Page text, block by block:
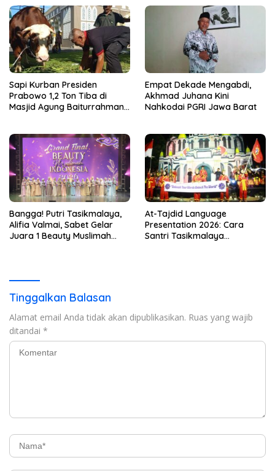
Sapi Kurban Presiden
Prabowo 1,2 Ton Tiba di
Masjid Agung Baiturrahman
Empat Dekade Mengabdi,
Akhmad Juhana Kini
Nahkodai PGRI Jawa Barat
Bangga! Putri Tasikmalaya,
Alifia Valmai, Sabet Gelar
Juara 1 Beauty Muslimah
At-Tajdid Language
Presentation 2026: Cara
Santri Tasikmalaya
Tinggalkan Balasan
Alamat email Anda tidak akan dipublikasikan. Ruas yang wajib
ditandai *